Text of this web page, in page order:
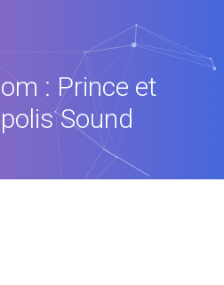
: Prince et
Sound